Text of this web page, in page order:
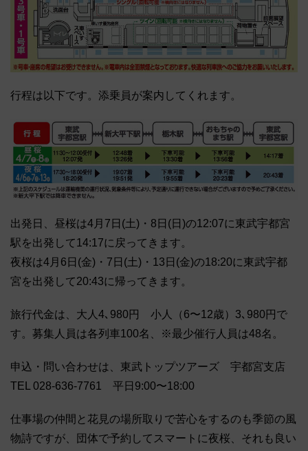
行程は以下です。添乗員が案内してくれます。
出発日、昼桜は4月7日(土)・8日(日)の12:07に東武宇都宮
駅を出発して14:17に戻ってきます。
夜桜は4月6日(金)・7日(土)・13日(金)の18:20に東武宇都
宮を出発して20:43に帰ってきます。
旅行代金は、大人4､980円 小人（6〜12歳）3､980円で
す。募集人員は各列車100名、※最少催行人員は48名。
申込・問い合わせは、東武トップツアーズ 宇都宮支店
TEL 028-636-7761 平日9:00〜18:00
仕事場の仲間と花見の場所取りで苦心をするのも季節の風
物詩ですが、団体で予約してスマートに夜桜、それも良い